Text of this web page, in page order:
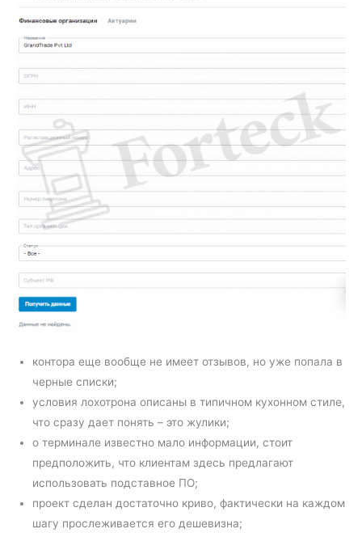
контора еще вообще не имеет отзывов, но уже попала в
черные списки;
условия лохотрона описаны в типичном кухонном стиле,
что сразу дает понять – это жулики;
о терминале известно мало информации, стоит
предположить, что клиентам здесь предлагают
использовать подставное ПО;
проект сделан достаточно криво, фактически на каждом
шагу прослеживается его дешевизна;